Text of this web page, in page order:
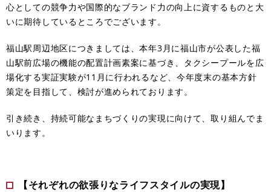
心としての競争力や国際的なブランド力の向上に資するものと大
いに期待しているところでございます。
福山駅周辺地区につきましては、本年3月に福山市が公表した福
山駅前広場の機能の配置計画素案に基づき、タクシープールを広
場化する実証実験が11月に行われるなど、今年度末の基本方針
策定を目指して、検討が進められております。
引き続き、持続可能なまちづくりの実現に向けて、取り組んでま
いります。
【それぞれの欲張りなライフスタイルの実現】